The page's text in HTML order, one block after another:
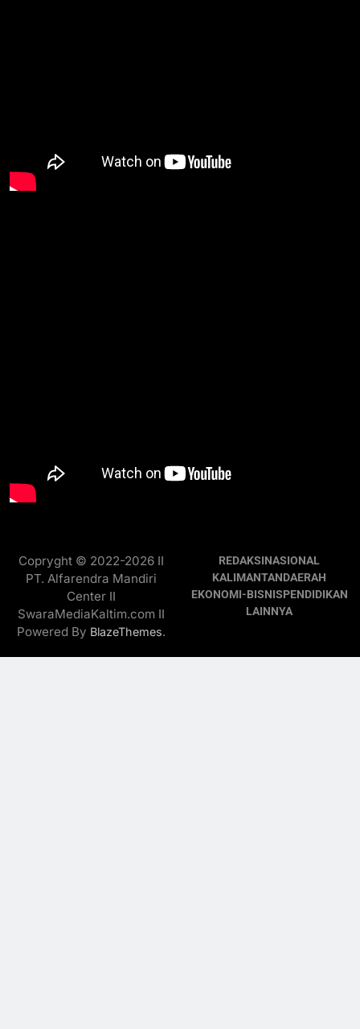
Copryght © 2022-2026 II
PT. Alfarendra Mandiri
Center II
SwaraMediaKaltim.com II
Powered By BlazeThemes.
REDAKSINASIONAL
KALIMANTANDAERAH
EKONOMI-BISNISPENDIDIKAN
LAINNYA